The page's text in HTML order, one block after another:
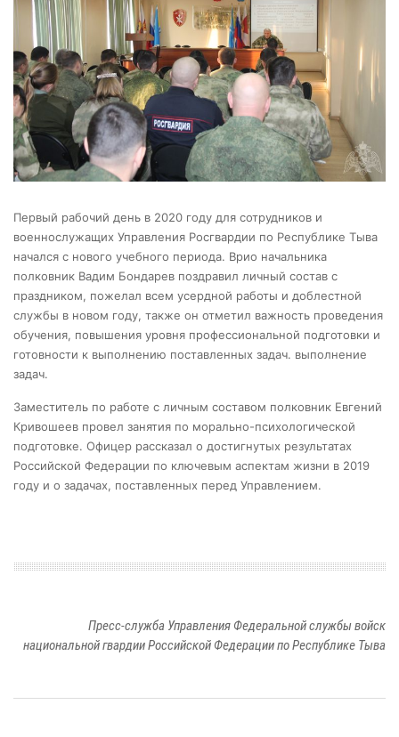
Первый рабочий день в 2020 году для сотрудников и
военнослужащих Управления Росгвардии по Республике Тыва
начался с нового учебного периода. Врио начальника
полковник Вадим Бондарев поздравил личный состав с
праздником, пожелал всем усердной работы и доблестной
службы в новом году, также он отметил важность проведения
обучения, повышения уровня профессиональной подготовки и
готовности к выполнению поставленных задач. выполнение
задач.
Заместитель по работе с личным составом полковник Евгений
Кривошеев провел занятия по морально-психологической
подготовке. Офицер рассказал о достигнутых результатах
Российской Федерации по ключевым аспектам жизни в 2019
году и о задачах, поставленных перед Управлением.
Пресс-служба Управления Федеральной службы войск
национальной гвардии Российской Федерации по Республике Тыва